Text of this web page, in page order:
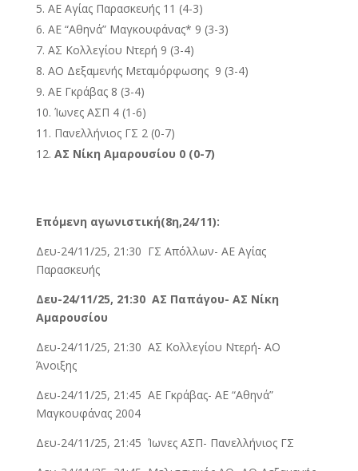
ΑΕ Αγίας Παρασκευής 11 (4-3)
ΑΕ “Αθηνά” Μαγκουφάνας* 9 (3-3)
ΑΣ Κολλεγίου Ντερή 9 (3-4)
ΑΟ Δεξαμενής Μεταμόρφωσης 9 (3-4)
ΑΕ Γκράβας 8 (3-4)
Ίωνες ΑΣΠ 4 (1-6)
Πανελλήνιος ΓΣ 2 (0-7)
AΣ Νίκη Αμαρουσίου 0 (0-7)
Επόμενη αγωνιστική(8η,24/11):
Δευ-24/11/25, 21:30 ΓΣ Απόλλων- ΑΕ Αγίας
Παρασκευής
Δευ-24/11/25, 21:30 ΑΣ Παπάγου- ΑΣ Νίκη
Αμαρουσίου
Δευ-24/11/25, 21:30 ΑΣ Κολλεγίου Ντερή- ΑΟ
Άνοιξης
Δευ-24/11/25, 21:45 ΑΕ Γκράβας- ΑΕ “Αθηνά”
Μαγκουφάνας 2004
Δευ-24/11/25, 21:45 Ίωνες ΑΣΠ- Πανελλήνιος ΓΣ